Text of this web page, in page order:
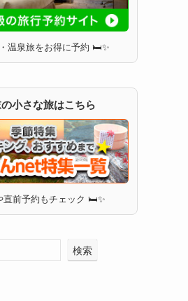
温泉旅をお得に予約 🛏✨
の小さな旅はこちら
直前予約もチェック 🛏✨
検索